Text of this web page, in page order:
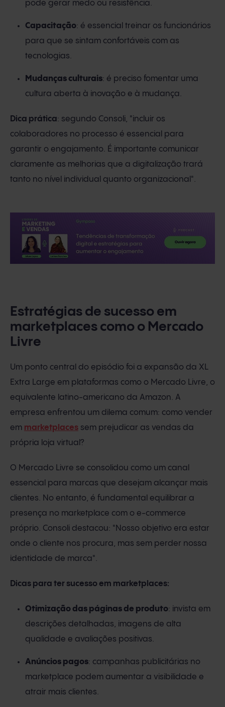
pode gerar medo ou resistência.
Capacitação: é essencial treinar os funcionários
para que se sintam confortáveis com as
tecnologias.
Mudanças culturais: é preciso fomentar uma
cultura aberta à inovação e à mudança.
Dica prática: segundo Consoli, "incluir os
colaboradores no processo é essencial para
garantir o engajamento. É importante comunicar
claramente as melhorias que a digitalização trará
tanto no nível individual quanto organizacional".
Estratégias de sucesso em
marketplaces como o Mercado
Livre
Um ponto central do episódio foi a expansão da XL
Extra Large em plataformas como o Mercado Livre, o
equivalente latino-americano da Amazon. A
empresa enfrentou um dilema comum: como vender
em marketplaces sem prejudicar as vendas da
própria loja virtual?
O Mercado Livre se consolidou como um canal
essencial para marcas que desejam alcançar mais
clientes. No entanto, é fundamental equilibrar a
presença no marketplace com o e-commerce
próprio. Consoli destacou: "Nosso objetivo era estar
onde o cliente nos procura, mas sem perder nossa
identidade de marca".
Dicas para ter sucesso em marketplaces:
Otimização das páginas de produto: invista em
descrições detalhadas, imagens de alta
qualidade e avaliações positivas.
Anúncios pagos: campanhas publicitárias no
marketplace podem aumentar a visibilidade e
atrair mais clientes.